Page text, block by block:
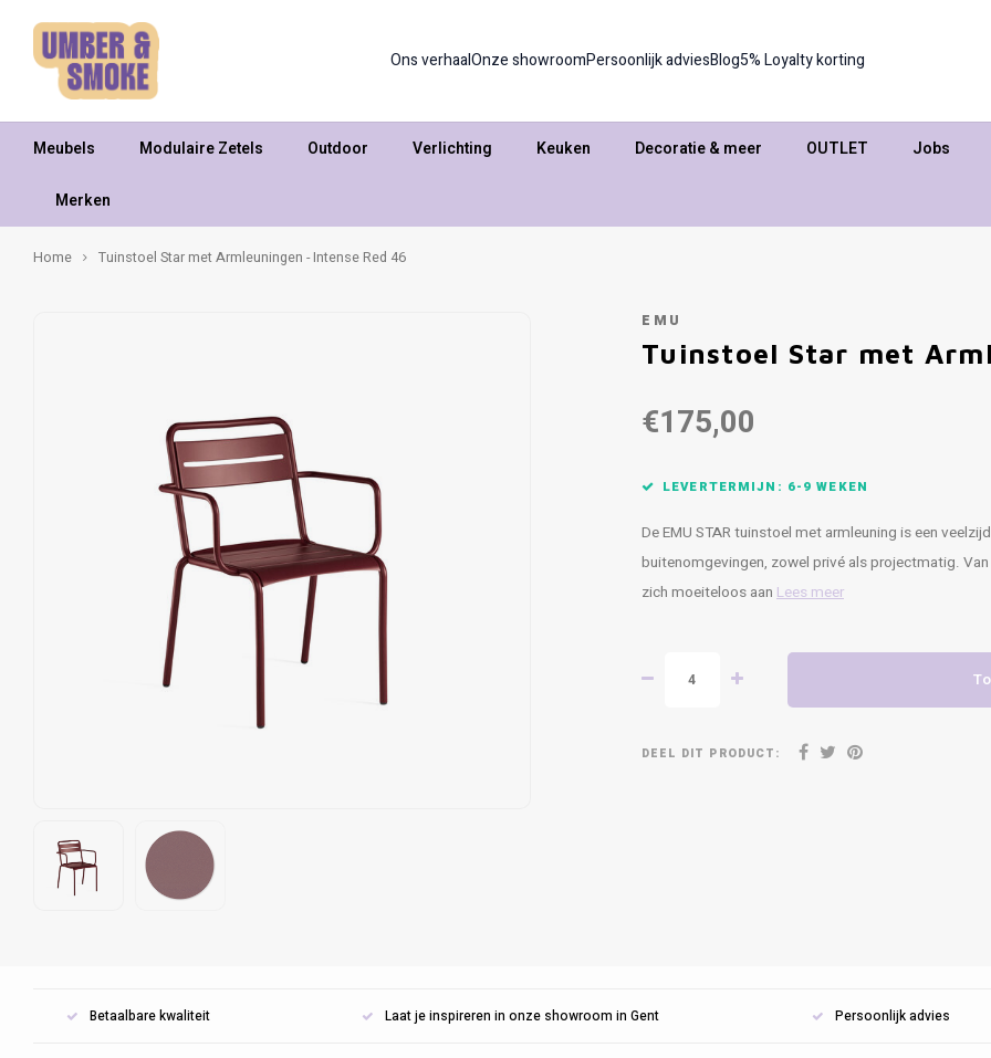
Ons verhaalOnze showroomPersoonlijk adviesBlog5% Loyalty korting
Meubels Modulaire Zetels Outdoor Verlichting Keuken Decoratie & meer OUTLET Jobs
Merken
Home Tuinstoel Star met Armleuningen - Intense Red 46
EMU
Tuinstoel Star met
€175,00
LEVERTERMIJN: 6-9 WEKEN
De EMU STAR tuinstoel met armleuning is een
buitenomgevingen, zowel privé als projectmatig.
zich moeiteloos aan Lees meer
DEEL DIT PRODUCT:
Betaalbare kwaliteit Laat je inspireren in onze showroom in Gent Persoonlijk advies